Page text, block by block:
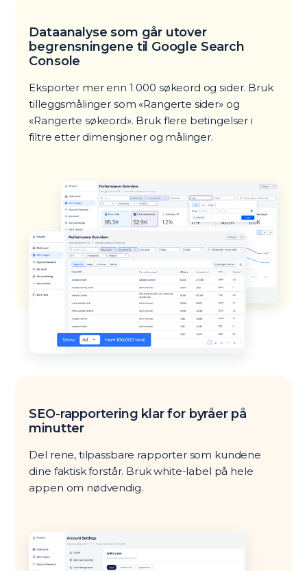
Dataanalyse som går utover
begrensningene til Google Search
Console
Eksporter mer enn 1 000 søkeord og sider. Bruk
tilleggsmålinger som «Rangerte sider» og
«Rangerte søkeord». Bruk flere betingelser i
filtre etter dimensjoner og målinger.
SEO-rapportering klar for byråer på
minutter
Del rene, tilpassbare rapporter som kundene
dine faktisk forstår. Bruk white-label på hele
appen om nødvendig.